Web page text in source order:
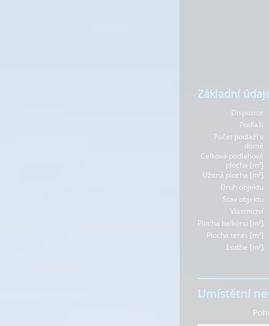
Základní
Dispozice
Podlaží
Počet podlaží v
domě
Celková podlahová
plocha [m²]
Užitná plocha [m²]
Druh objektu
Stav objektu
Vlastnictví
Plocha balkónu [m²]
Plocha teras [m²]
Lodžie [m²]
Umístětní